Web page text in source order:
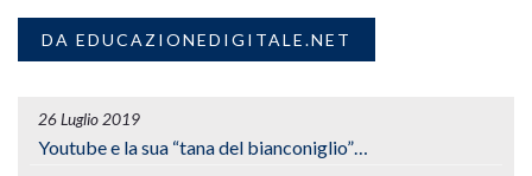
DA EDUCAZIONEDIGITALE.NET
26 Luglio 2019
Youtube e la sua “tana del bianconiglio”…